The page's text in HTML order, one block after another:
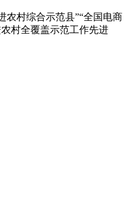
农村综合示范县”“全国电商
村全覆盖示范工作先进